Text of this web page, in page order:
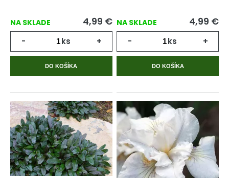
NA SKLADE 4,99 €
- ks +
DO KOŠÍKA
NA SKLADE 4,99 €
- ks +
DO KOŠÍKA